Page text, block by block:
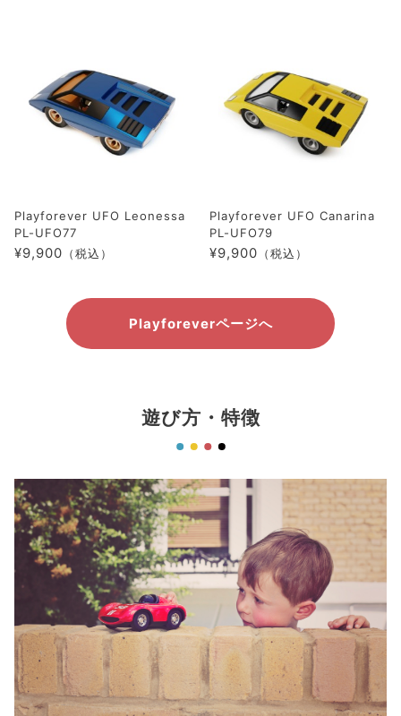
Playforever UFO Leonessa
PL-UFO77
¥9,900 （税込）
Playforever UFO Canarina
PL-UFO79
¥9,900 （税込）
Playforeverページへ
遊び方・特徴